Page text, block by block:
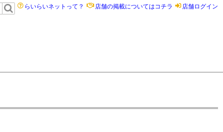
らいらいネットって？ 店舗の掲載についてはコチラ 店舗ログイン